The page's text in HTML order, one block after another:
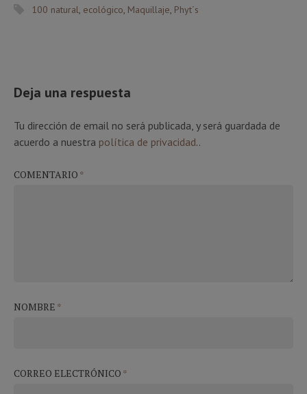
100 natural, ecológico, Maquillaje, Phyt´s
Deja una respuesta
Tu dirección de email no será publicada, y será guardada de
acuerdo a nuestra política de privacidad..
COMENTARIO *
NOMBRE *
CORREO ELECTRÓNICO *